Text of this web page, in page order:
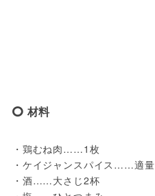
材料
・鶏むね肉……1枚
・ケイジャンスパイス……適量
・酒……大さじ2杯